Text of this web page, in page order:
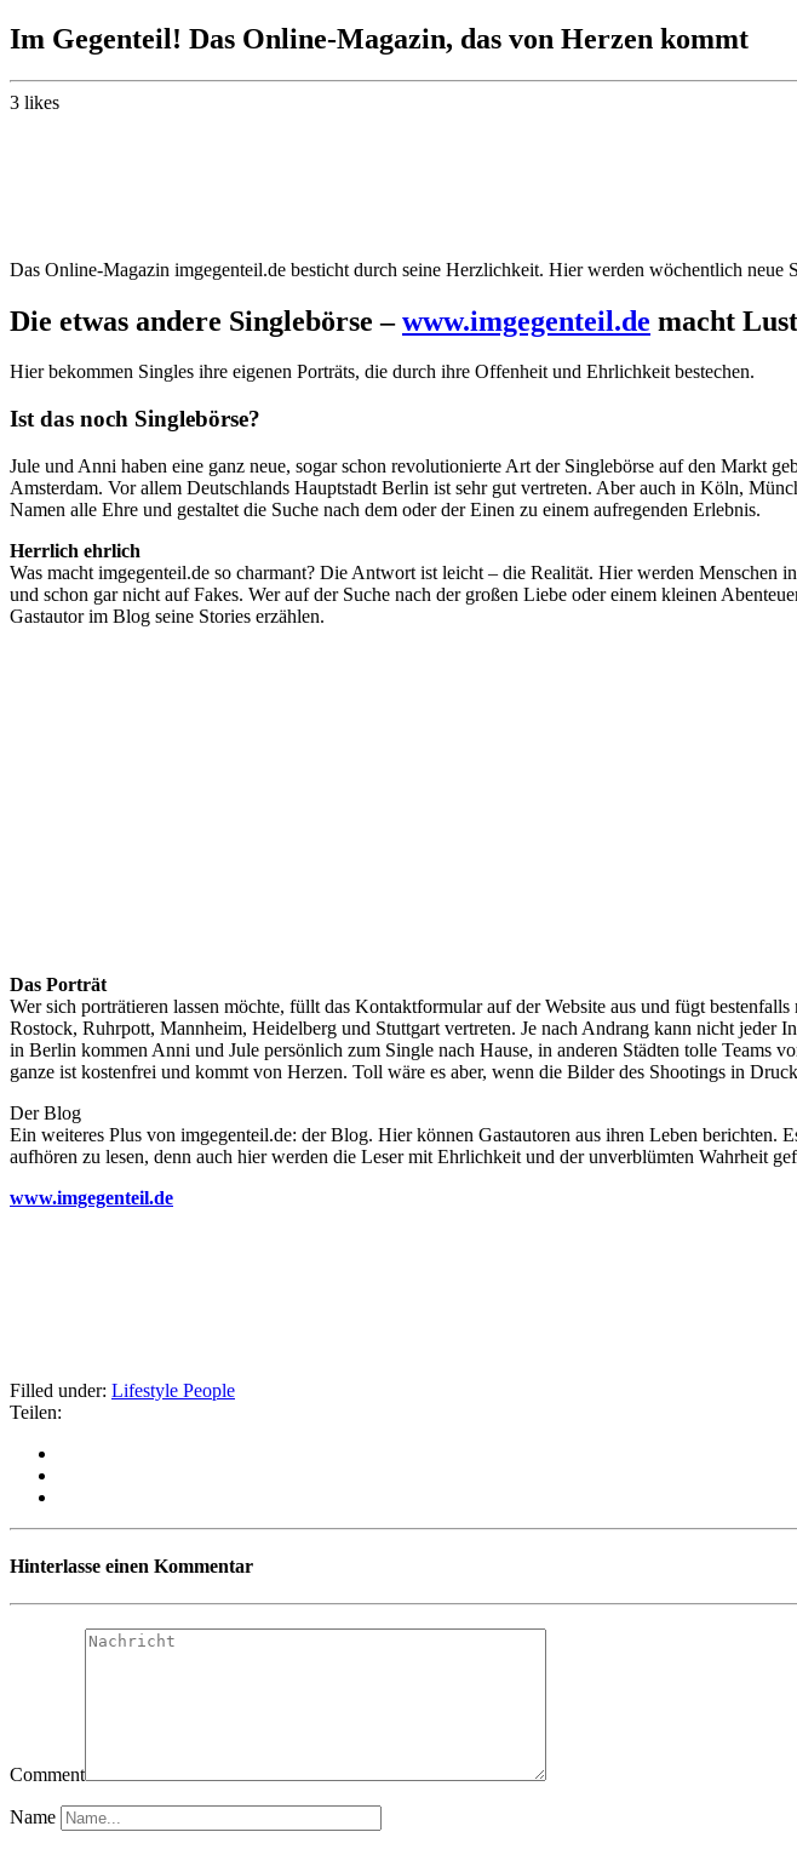
Im Gegenteil! Das Online-Magazin, das von Herzen kommt
3 likes
Das Online-Magazin imgegenteil.de besticht durch seine Herzlichkeit. Hier werden wöchentlich neue
Die etwas andere Singlebörse –www.imgegenteil.de macht
Hier bekommen Singles ihre eigenen Porträts, die durch ihre Offenheit und Ehrlichkeit bestechen.
Ist das noch Singlebörse?
Jule und Anni haben eine ganz neue, sogar schon revolutionierte Art der Singlebörse auf den Markt
Amsterdam. Vor allem Deutschlands Hauptstadt Berlin ist sehr gut vertreten. Aber auch in Köln,
Namen alle Ehre und gestaltet die Suche nach dem oder der Einen zu einem aufregenden Erlebnis.
Herrlich ehrlich
Was macht imgegenteil.de so charmant? Die Antwort ist leicht – die Realität. Hier werden
und schon gar nicht auf Fakes. Wer auf der Suche nach der großen Liebe oder einem kleinen
Gastautor im Blog seine Stories erzählen.
Das Porträt
Wer sich porträtieren lassen möchte, füllt das Kontaktformular auf der Website aus und fügt
Rostock, Ruhrpott, Mannheim, Heidelberg und Stuttgart vertreten. Je nach Andrang kann nicht jeder
in Berlin kommen Anni und Jule persönlich zum Single nach Hause, in anderen Städten tolle
ganze ist kostenfrei und kommt von Herzen. Toll wäre es aber, wenn die Bilder des Shootings in
Der Blog
Ein weiteres Plus von imgegenteil.de: der Blog. Hier können Gastautoren aus ihren Leben berichten.
aufhören zu lesen, denn auch hier werden die Leser mit Ehrlichkeit und der unverblümten Wahrheit
www.imgegenteil.de
Filled under: Lifestyle People
Teilen:
Hinterlasse einen Kommentar
Comment
Name